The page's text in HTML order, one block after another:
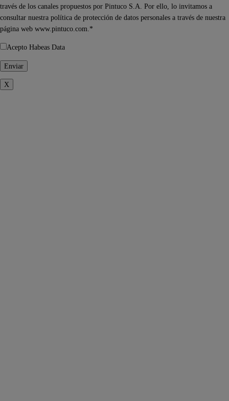
través de los canales propuestos por Pintuco S.A. Por ello, lo invitamos a
consultar nuestra política de protección de datos personales a través de nuestra
página web www.pintuco.com.*
Acepto Habeas Data
X